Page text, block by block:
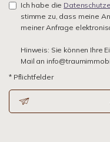
Ich habe die
stimme zu, dass meine
meiner Anfrage
Hinweis: Sie können Ihre
Mail an
* Pflichtfelder